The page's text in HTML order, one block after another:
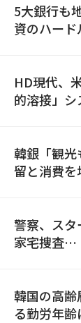
5大銀行も
資のハード
HD現代、
的溶接」
韓銀「観
留と消費を
警察、スタ
家宅捜査…
韓国の高
る勤労年